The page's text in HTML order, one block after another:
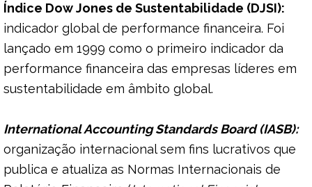
Índice Dow Jones de Sustentabilidade (DJSI):
indicador global de performance financeira. Foi
lançado em 1999 como o primeiro indicador da
performance financeira das empresas líderes em
sustentabilidade em âmbito global.
International Accounting Standards Board (IASB):
organização internacional sem fins lucrativos que
publica e atualiza as Normas Internacionais de